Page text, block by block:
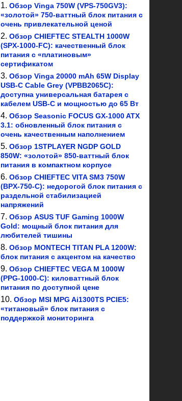
Обзор Vinga 750W (VPS-750GV3):
«золотой» 750-ваттный блок питания с
очень привлекательной ценой
Обзор CHIEFTEC STEALTH 1000W
(SPX-1000-FC): качественный блок
питания с «платиновым»
сертификатом
Обзор Vinga 20000 mAh 65W Display
USB-C Cable Grey (VPBB2065C):
доступна универсальная батарея с
кабелем USB-C и мощностью до 65 Вт
Обзор Seasonic FOCUS GX-1000 ATX
3.1: обновленный блок питания с
очень качественным наполнением
Обзор 1STPLAYER NGDP GOLD
850W: «золотой» 850-ваттный блок
питания в компактном корпусе
Обзор CHIEFTEC VITA SM3 750W
(BPX-750-C): недорогой блок питания с
раздельной стабилизацией
напряжений
Обзор ASUS TUF Gaming 1000W
Gold: мощный блок питания для
любителей тишины
Обзор MONTECH TITAN PLA 1200W:
блок питания с акцентом на качество
Обзор CHIEFTEC VEGA M 1000W
(PPG-1000-C): киловаттный блок
питания по доступной цене
Обзор MSI MPG Ai1300TS PCIE5:
«титановый» блок питания с
поддержкой мониторинга